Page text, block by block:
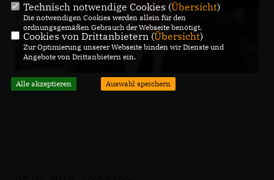
Technisch notwendige Cookies (Übersicht)
Die notwendigen Cookies werden allein für den
ordnungsgemäßen Gebrauch der Webseite benötigt.
Cookies von Drittanbietern (Übersicht)
Zur Optimierung unserer Webseite binden wir Dienste und
Angebote von Drittanbietern ein.
Alle akzeptieren Auswahl speichern